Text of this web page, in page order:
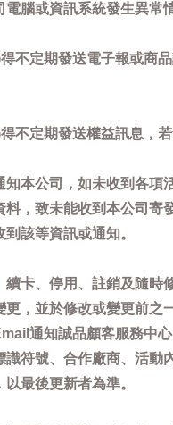
腦或資訊系統發生異常
不定期發送電子報或商
不定期發送權益訊息，
本公司，如未收到各
，致未能收到本公司
該等資訊或通知。
卡、停用、註銷及隨
，並於修改或變更前
通知誠品顧客服務中
識符號、合作廠商、活
最後更新者為準。